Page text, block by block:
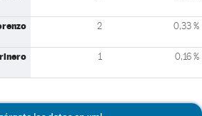
2 0,33 %
1 0,16 %